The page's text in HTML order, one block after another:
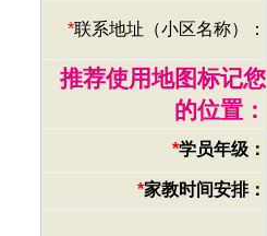
*联系地址（小区名称）：
推荐使用地图标记您
的位置：
*学员年级：
*家教时间安排：